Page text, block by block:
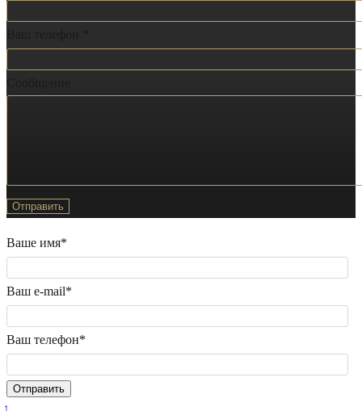
Ваше имя*
Ваш e-mail*
Ваш телефон*